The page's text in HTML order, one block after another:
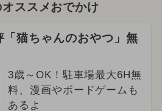
ススメおでかけ
猫ちゃんのおやつ」無
3歳～OK！駐車場最大6H無
料、漫画やボードゲームも
あるよ